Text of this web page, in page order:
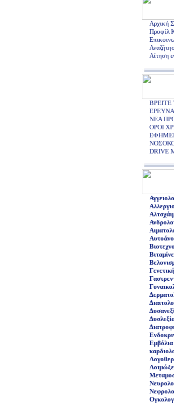
Αρχική
Προφίλ
Αίτηση
ΒΡΕΙΤΕ
ΕΡΕΥΝΑ
ΝΕΑ
ΟΡΟΙ
DRIVE
Γενετική
Εμβόλια